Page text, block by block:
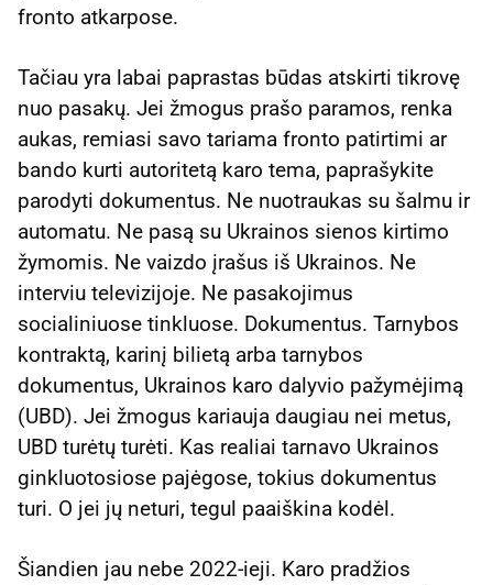
fronto atkarpose.
Tačiau yra labai paprastas būdas atskirti tikrovę
nuo pasakų. Jei žmogus prašo paramos, renka
aukas, remiasi savo tariama fronto patirtimi ar
bando kurti autoritetą karo tema, paprašykite
parodyti dokumentus. Ne nuotraukas su šalmu ir
automatu. Ne pasą su Ukrainos sienos kirtimo
žymomis. Ne vaizdo įrašus iš Ukrainos. Ne
interviu televizijoje. Ne pasakojimus
socialiniuose tinkluose. Dokumentus. Tarnybos
kontraktą, karinį bilietą arba tarnybos
dokumentus, Ukrainos karo dalyvio pažymėjimą
(UBD). Jei žmogus kariauja daugiau nei metus,
UBD turėtų turėti. Kas realiai tarnavo Ukrainos
ginkluotosiose pajėgose, tokius dokumentus
turi. O jei jų neturi, tegul paaiškina kodėl.
Šiandien jau nebe 2022-ieji. Karo pradžios